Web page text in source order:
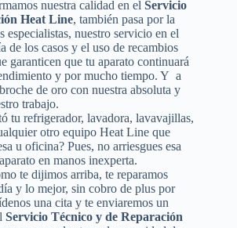
nuestra calidad en el Servicio
Heat Line, también pasa por la
especialistas, nuestro servicio en el
de los casos y el uso de recambios
garanticen que tu aparato continuará
y por mucho tiempo. Y a
de oro con nuestra absoluta y
trabajo.
tu refrigerador, lavadora, lavavajillas,
otro equipo Heat Line que
u oficina? Pues, no arriesgues esa
en manos inexperta.
te dijimos arriba, te reparamos
y lo mejor, sin cobro de plus por
una cita y te enviaremos un
Servicio Técnico y de Reparación